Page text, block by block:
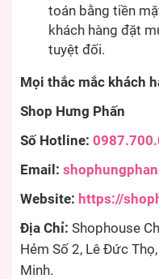
toán bằng tiền
khách hàng đặt
tuyệt đối.
Mọi thắc mắc khách
Shop Hưng Phấn
Số Hotline:
Email:
Website: https://
Địa Chỉ: Shophouse
Hẻm Số 2, Lê Đức
Minh.